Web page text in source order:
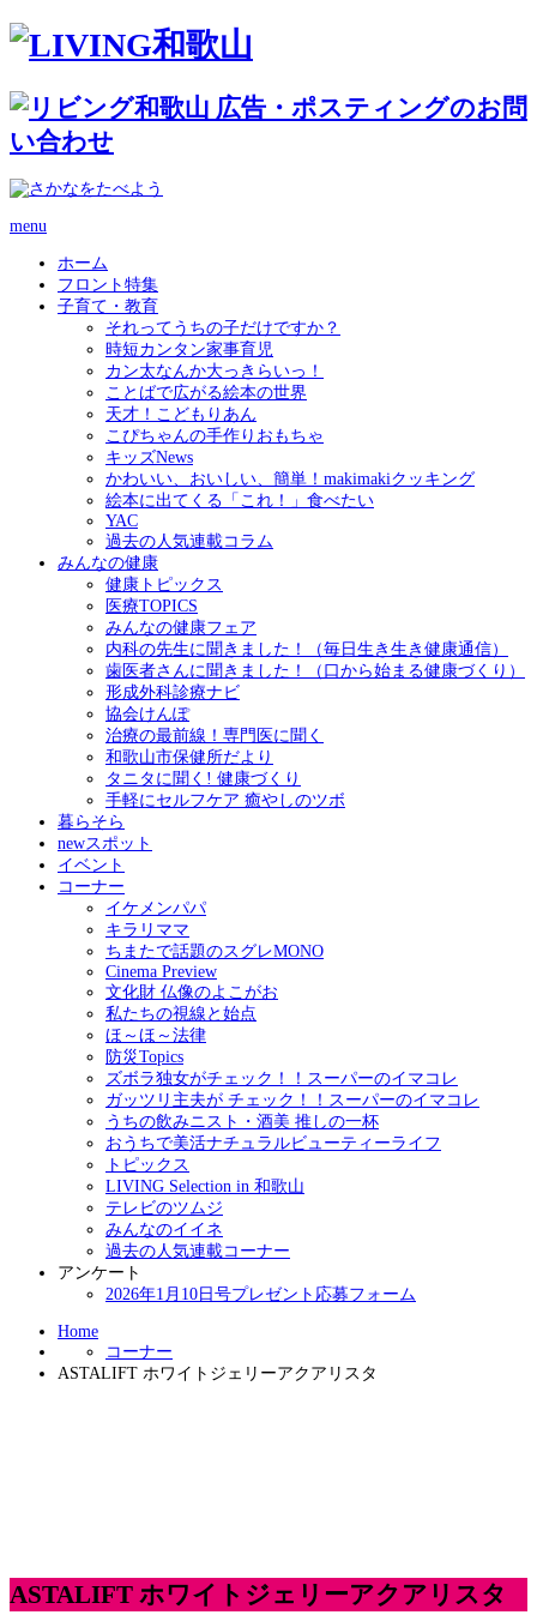
menu
ホーム
フロント特集
子育て・教育
それってうちの子だけですか？
時短カンタン家事育児
カン太なんか大っきらいっ！
ことばで広がる絵本の世界
天才！こどもりあん
こぴちゃんの手作りおもちゃ
キッズNews
かわいい、おいしい、簡単！makimakiクッキング
絵本に出てくる「これ！」食べたい
YAC
過去の人気連載コラム
みんなの健康
健康トピックス
医療TOPICS
みんなの健康フェア
内科の先生に聞きました！（毎日生き生き健康通信）
歯医者さんに聞きました！（口から始まる健康づくり）
形成外科診療ナビ
協会けんぽ
治療の最前線！専門医に聞く
和歌山市保健所だより
タニタに聞く! 健康づくり
手軽にセルフケア 癒やしのツボ
暮らそら
newスポット
イベント
コーナー
イケメンパパ
キラリママ
ちまたで話題のスグレMONO
Cinema Preview
文化財 仏像のよこがお
私たちの視線と始点
ほ～ほ～法律
防災Topics
ズボラ独女がチェック！！スーパーのイマコレ
ガッツリ主夫が チェック！！スーパーのイマコレ
うちの飲みニスト・酒美 推しの一杯
おうちで美活ナチュラルビューティーライフ
トピックス
LIVING Selection in 和歌山
テレビのツムジ
みんなのイイネ
過去の人気連載コーナー
アンケート
2026年1月10日号プレゼント応募フォーム
Home
コーナー
ASTALIFT ホワイトジェリーアクアリスタ
ASTALIFT ホワイトジェリーアクアリスタ